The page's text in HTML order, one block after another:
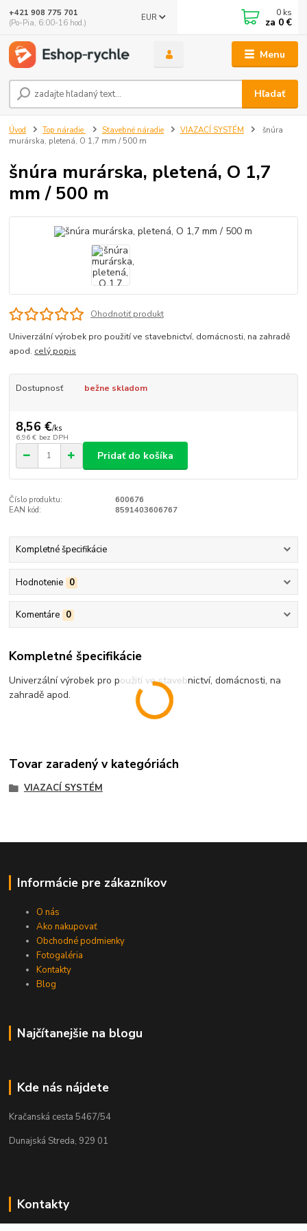
Menu
EUR
Hľadať
+421 908 775 701
(Po-Pia, 6:00-16 hod.)
0 ks
za 0 €
Úvod Top náradie Stavebné náradie VIAZACÍ SYSTÉM
šnúra
murárska, pletená, O 1,7 mm / 500 m
šnúra murárska, pletená, O 1,7
mm / 500 m
Ohodnotiť produkt
Univerzální výrobek pro použití ve stavebnictví, domácnosti, na zahradě
apod. celý popis
Dostupnosť bežne skladom
8,56 €/ks
6,96 € bez DPH
Pridať do košíka
Číslo produktu:
600676
EAN kód:
8591403606767
Kompletné špecifikácie
Hodnotenie 0
Komentáre 0
Kompletné špecifikácie
Univerzální výrobek pro použití ve stavebnictví, domácnosti, na
zahradě apod.
Tovar zaradený v kategóriách
VIAZACÍ SYSTÉM
Informácie pre zákazníkov
O nás
Ako nakupovať
Obchodné podmienky
Fotogaléria
Kontakty
Blog
Najčítanejšie na blogu
Kde nás nájdete
Kračanská cesta 5467/54
Dunajská Streda, 929 01
Kontakty